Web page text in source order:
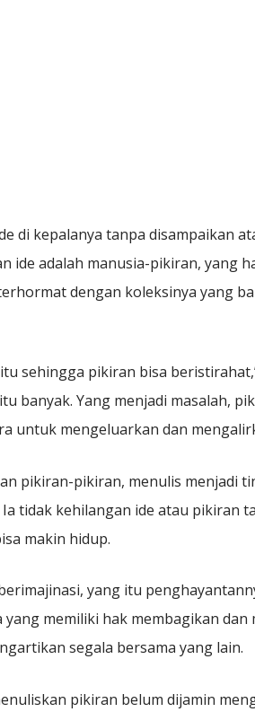
di kepalanya tanpa disampaikan
ide adalah manusia-pikiran, yang
dengan koleksinya yang
sehingga pikiran bisa
banyak. Yang menjadi masalah,
untuk mengeluarkan dan
pikiran-pikiran, menulis menjadi
tidak kehilangan ide atau pikiran
makin hidup.
yang itu
memiliki hak membagikan
segala bersama yang lain.
pikiran belum dijamin